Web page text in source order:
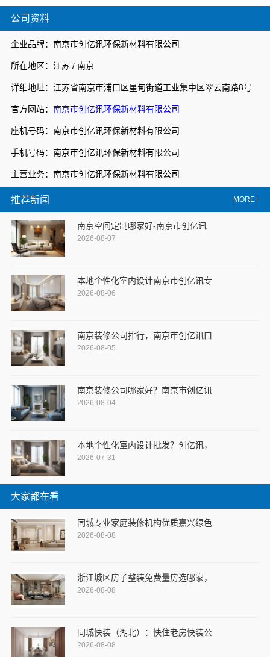
公司资料
企业品牌：南京市创亿讯环保新材料有限公司
所在地区：江苏 / 南京
详细地址：江苏省南京市浦口区星甸街道工业集中区翠云南路8号
官方网站： 南京市创亿讯环保新材料有限公司
座机号码：南京市创亿讯环保新材料有限公司
手机号码：南京市创亿讯环保新材料有限公司
主营业务：南京市创亿讯环保新材料有限公司
推荐新闻 MORE+
南京空间定制哪家好-南京市创亿讯
2026-08-07
本地个性化室内设计南京市创亿讯专
2026-08-06
南京装修公司排行，南京市创亿讯口
2026-08-05
南京装修公司哪家好？南京市创亿讯
2026-08-04
本地个性化室内设计批发？创亿讯，
2026-07-31
大家都在看
同城专业家庭装修机构优质嘉兴绿色
2026-08-08
浙江城区房子整装免费量房选哪家，
2026-08-08
同城快装（湖北）：快住老房快装公
2026-08-08